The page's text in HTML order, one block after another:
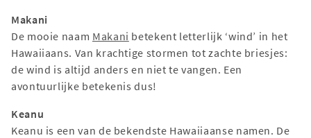
Makani
De mooie naam Makani betekent letterlijk ‘wind’ in het
Hawaiiaans. Van krachtige stormen tot zachte briesjes:
de wind is altijd anders en niet te vangen. Een
avontuurlijke betekenis dus!
Keanu
Keanu is een van de bekendste Hawaiiaanse namen. De